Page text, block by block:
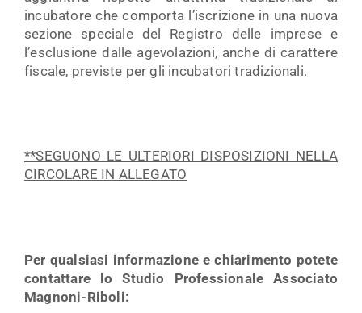
incubatore che comporta l’iscrizione in una nuova
sezione speciale del Registro delle imprese e
l’esclusione dalle agevolazioni, anche di carattere
fiscale, previste per gli incubatori tradizionali.
**SEGUONO LE ULTERIORI DISPOSIZIONI NELLA
CIRCOLARE IN ALLEGATO
Per qualsiasi informazione e chiarimento potete
contattare lo Studio Professionale Associato
Magnoni-Riboli: